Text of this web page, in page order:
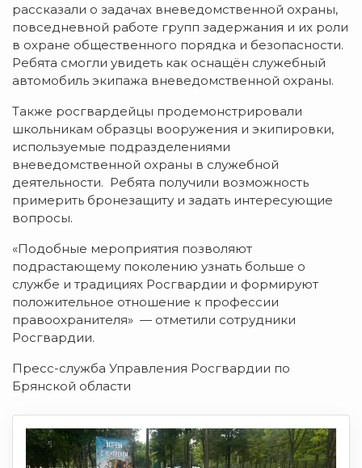
рассказали о задачах вневедомственной охраны,
повседневной работе групп задержания и их роли
в охране общественного порядка и безопасности.
Ребята смогли увидеть как оснащён служебный
автомобиль экипажа вневедомственной охраны.
Также росгвардейцы продемонстрировали
школьникам образцы вооружения и экипировки,
используемые подразделениями
вневедомственной охраны в служебной
деятельности. Ребята получили возможность
примерить бронезащиту и задать интересующие
вопросы.
«Подобные мероприятия позволяют
подрастающему поколению узнать больше о
службе и традициях Росгвардии и формируют
положительное отношение к профессии
правоохранителя» — отметили сотрудники
Росгвардии.
Пресс-служба Управления Росгвардии по
Брянской области